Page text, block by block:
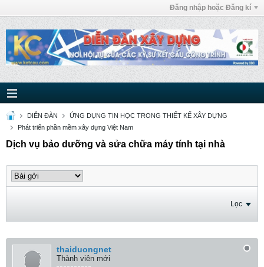
Đăng nhập hoặc Đăng kí
DIỄN ĐÀN
ỨNG DỤNG TIN HỌC TRONG THIẾT KẾ XÂY DỰNG
Phát triển phần mềm xây dựng Việt Nam
Dịch vụ bảo dưỡng và sửa chữa máy tính tại nhà
Lọc
thaiduongnet
Thành viên mới